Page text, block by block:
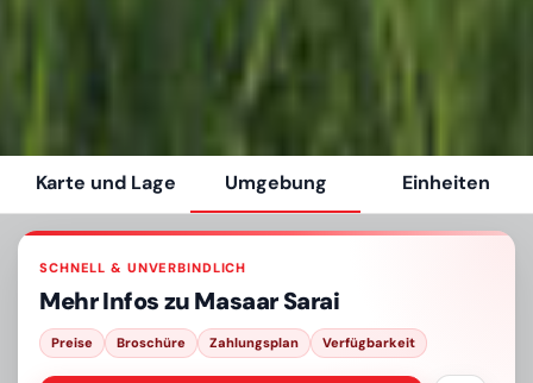
Karte und Lage Umgebung Einheiten
SCHNELL & UNVERBINDLICH
Mehr Infos zuMasaar Sarai
Preise Broschüre Zahlungsplan Verfügbarkeit